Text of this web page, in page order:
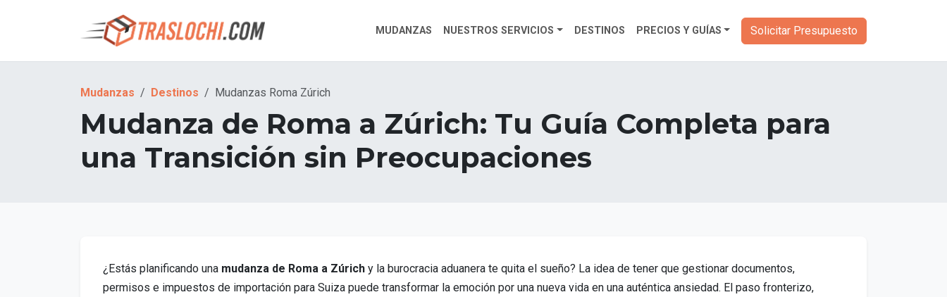
MUDANZAS NUESTROS SERVICIOS DESTINOS PRECIOS Y GUÍAS Solicitar Presupuesto
Mudanzas Destinos Mudanzas Roma Zúrich
Mudanza de Roma a Zúrich: Tu Guía Completa para
una Transición sin Preocupaciones
¿Estás planificando una mudanza de Roma a Zúrich y la burocracia aduanera te quita el sueño? La idea de tener que gestionar documentos,
permisos e impuestos de importación para Suiza puede transformar la emoción por una nueva vida en una auténtica ansiedad. El paso fronterizo,